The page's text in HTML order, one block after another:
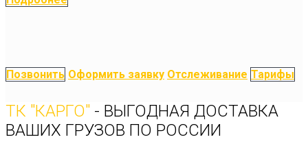
Позвонить Оформить заявку Отслеживание Тарифы
ТК "КАРГО" - ВЫГОДНАЯ ДОСТАВКА
ВАШИХ ГРУЗОВ ПО РОССИИ